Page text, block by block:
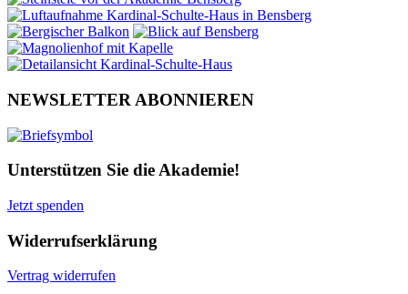
NEWSLETTER ABONNIEREN
Unterstützen Sie die Akademie!
Jetzt spenden
Widerrufserklärung
Vertrag widerrufen